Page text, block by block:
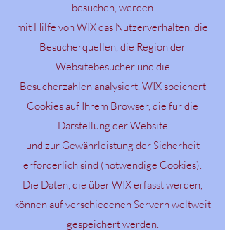
besuchen, werden
mit Hilfe von WIX das Nutzerverhalten, die
Besucherquellen, die Region der
Websitebesucher und die
Besucherzahlen analysiert. WIX speichert
Cookies auf Ihrem Browser, die für die
Darstellung der Website
und zur Gewährleistung der Sicherheit
erforderlich sind (notwendige Cookies).
Die Daten, die über WIX erfasst werden,
können auf verschiedenen Servern weltweit
gespeichert werden.